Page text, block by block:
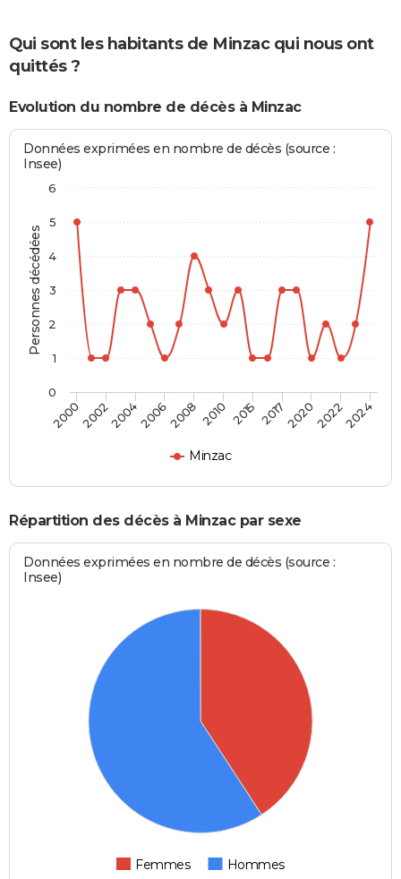
Qui sont les habitants de Minzac qui nous ont
quittés ?
Evolution du nombre de décès à Minzac
Personnes décédées
Données exprimées en nombre de décès (source :
Insee)
Minzac
20002002200420062008 2010 2015 2017202020222024
0
1
2
3
4
5
6
Répartition des décès à Minzac par sexe
Données exprimées en nombre de décès (source :
Insee)
Femmes Hommes